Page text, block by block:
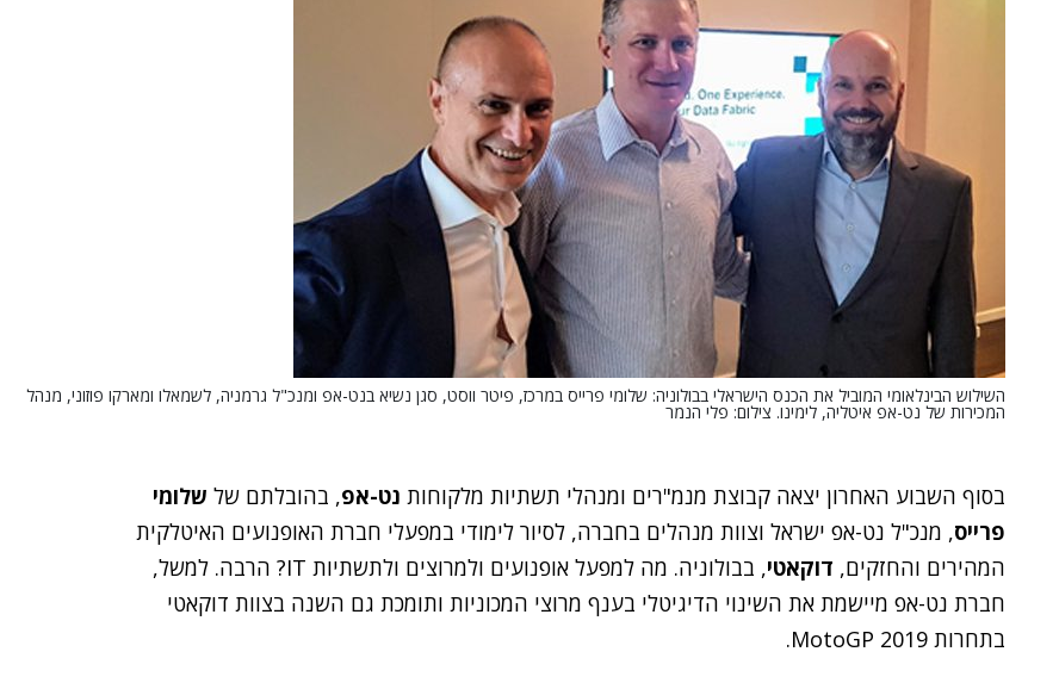
השילוש הבינלאומי המוביל את הכנס הישראלי בבולוניה: שלומי פרייס במרכז, פיטר ווסט, סגן נשיא בנט-אפ ומנכ"ל גרמניה, לשמאלו ומארקו פוזוני, מנהל
המכירות של נט-אפ איטליה, לימינו. צילום: פלי הנמר
בסוף השבוע האחרון יצאה קבוצת מנמ"רים ומנהלי תשתיות מלקוחות נט-אפ, בהובלתם של שלומי
פרייס, מנכ"ל נט-אפ ישראל וצוות מנהלים בחברה, לסיור לימודי במפעלי חברת האופנועים האיטלקית
המהירים והחזקים, דוקאטי
, בבולוניה. מה למפעל אופנועים ולמרוצים ולתשתיות IT? הרבה. למשל,
חברת נט-אפ מיישמת את השינוי הדיגיטלי בענף מרוצי המכוניות ותומכת גם השנה בצוות דוקאטי
בתחרות MotoGP 2019.